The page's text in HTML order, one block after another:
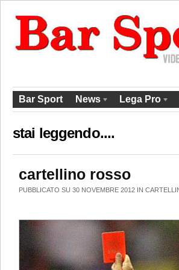
Bar Sport News Lega Pro
stai leggendo....
cartellino rosso
PUBBLICATO SU 30 NOVEMBRE 2012 IN